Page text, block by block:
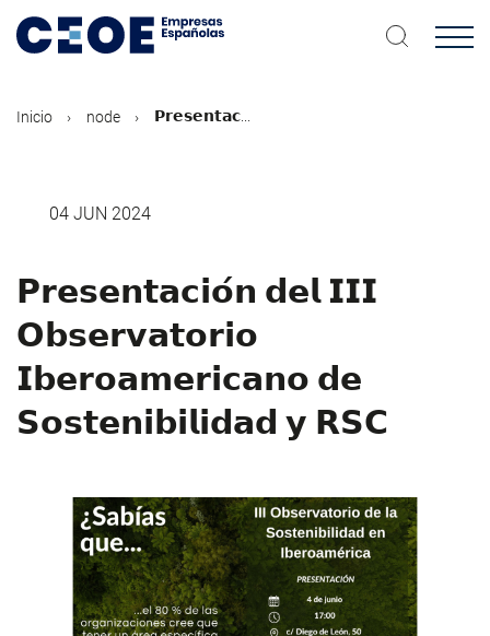
contenido
Inicio node 𝗣𝗿𝗲𝘀𝗲𝗻𝘁𝗮𝗰...
04 JUN 2024
𝗣𝗿𝗲𝘀𝗲𝗻𝘁𝗮𝗰𝗶𝗼́𝗻 𝗱𝗲𝗹 𝗜𝗜𝗜
𝗢𝗯𝘀𝗲𝗿𝘃𝗮𝘁𝗼𝗿𝗶𝗼
𝗜𝗯𝗲𝗿𝗼𝗮𝗺𝗲𝗿𝗶𝗰𝗮𝗻𝗼 𝗱𝗲
𝗦𝗼𝘀𝘁𝗲𝗻𝗶𝗯𝗶𝗹𝗶𝗱𝗮𝗱 𝘆 𝗥𝗦𝗖